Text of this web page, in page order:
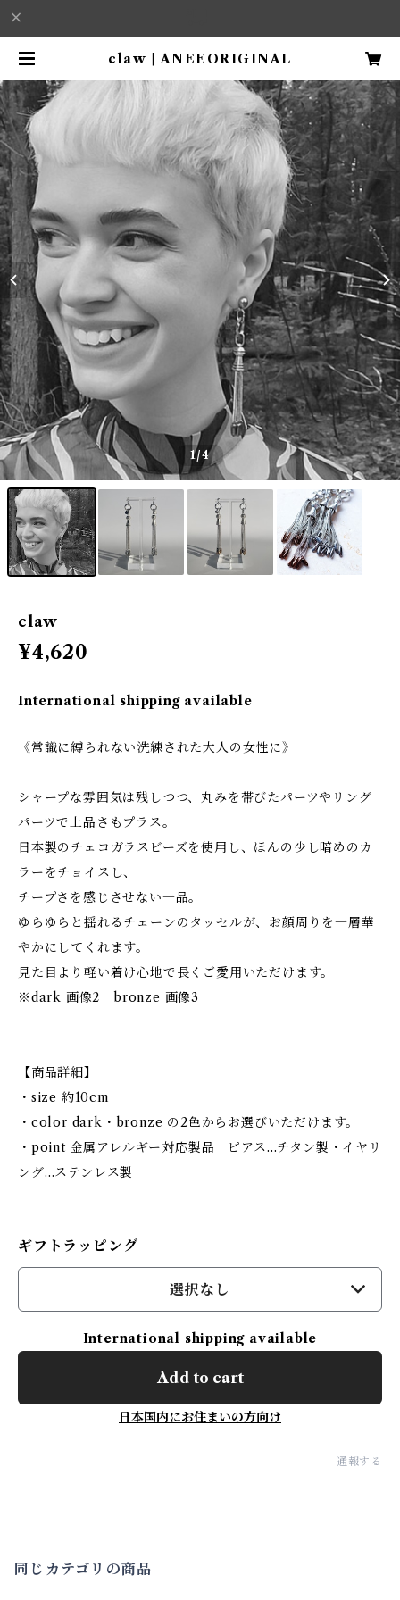
claw | ANEEORIGINAL
1/4
claw
¥4,620
International shipping available
《常識に縛られない洗練された大人の女性に》
シャープな雰囲気は残しつつ、丸みを帯びたパーツやリング
パーツで上品さもプラス。
日本製のチェコガラスビーズを使用し、ほんの少し暗めのカ
ラーをチョイスし、
チープさを感じさせない一品。
ゆらゆらと揺れるチェーンのタッセルが、お顔周りを一層華
やかにしてくれます。
見た目より軽い着け心地で長くご愛用いただけます。
※dark 画像2 bronze 画像3
【商品詳細】
・size 約10cm
・color dark・bronze の2色からお選びいただけます。
・point 金属アレルギー対応製品 ピアス…チタン製・イヤリ
ング…ステンレス製
ギフトラッピング
選択なし
International shipping available
Add to cart
日本国内にお住まいの方向け
通報する
同じカテゴリの商品